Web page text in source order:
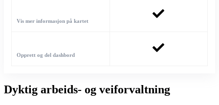
Vis mer informasjon på kartet
Opprett og del dashbord
Dyktig arbeids- og veiforvaltning